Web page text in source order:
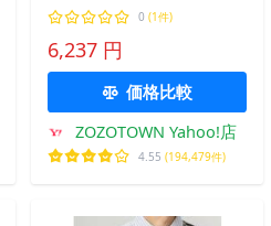
ンドミニトート ハンドバ
ッグ ショルダーバッグ
0 (1件)
6,237 円
価格比較
ZOZOTOWN Yahoo!店
4.55 (194,479件)